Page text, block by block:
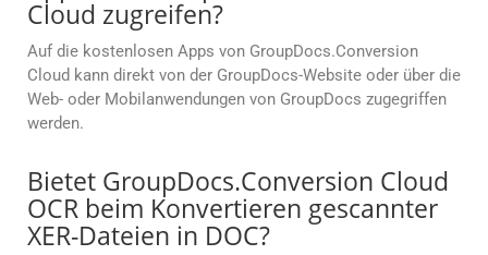
Cloud zugreifen?
Auf die kostenlosen Apps von GroupDocs.Conversion
Cloud kann direkt von der GroupDocs-Website oder über die
Web- oder Mobilanwendungen von GroupDocs zugegriffen
werden.
Bietet GroupDocs.Conversion Cloud
OCR beim Konvertieren gescannter
XER-Dateien in DOC?